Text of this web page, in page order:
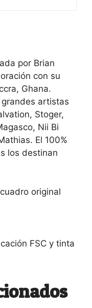
por Brian
con su
Ghana.
artistas
Stoger,
Nii Bi
El 100%
los destinan
original
FSC y tinta